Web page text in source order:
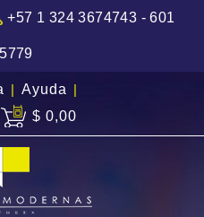
+57 1 324 3674743 - 601
| Ayuda |
$ 0,00